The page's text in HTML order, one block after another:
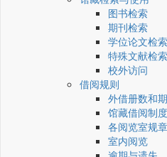
图书检索
期刊检索
学位论文检索
特殊文献检索
校外访问
借阅规则
外借册数和
馆藏借阅制度
各阅览室规章
室内阅览